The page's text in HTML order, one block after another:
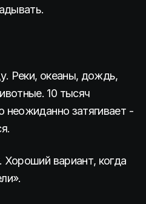
Реки, океаны, дождь,
10 тысяч
неожиданно затягивает -
Хороший вариант, когда